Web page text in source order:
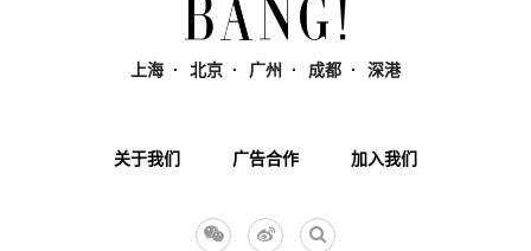
上海 北京 广州 成都 深港
关于我们 广告合作 加入我们